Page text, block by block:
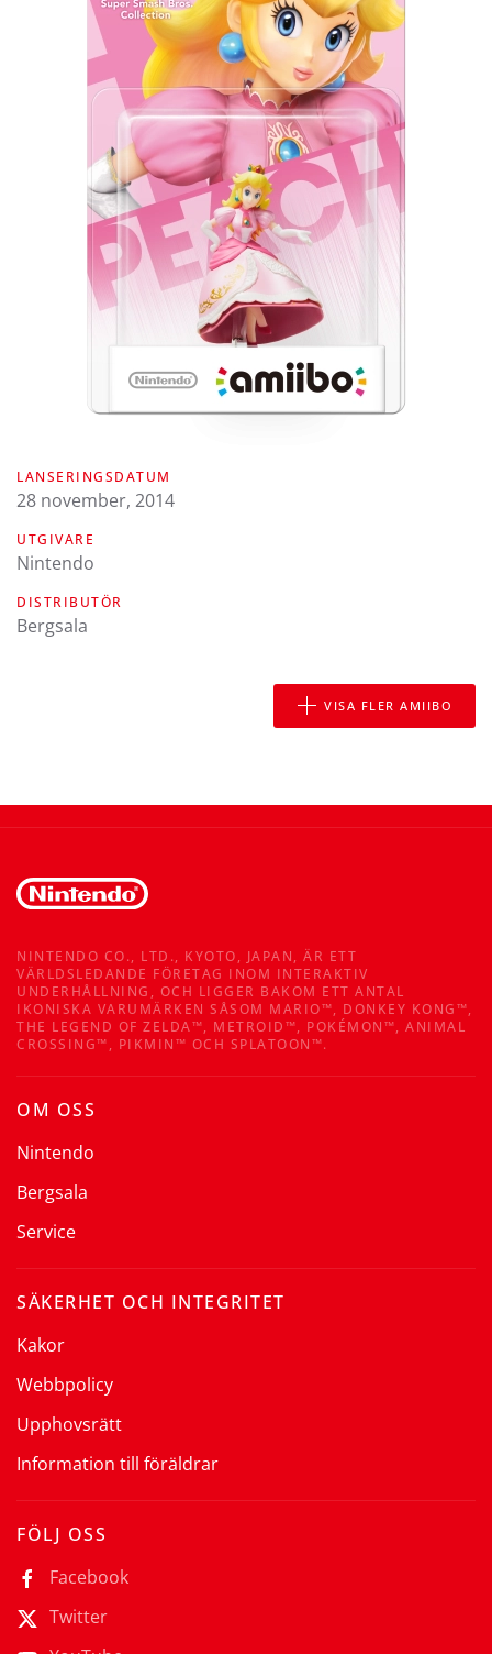
LANSERINGSDATUM
28 november, 2014
UTGIVARE
Nintendo
DISTRIBUTÖR
Bergsala
VISA FLER AMIIBO
NINTENDO CO., LTD., KYOTO, JAPAN, ÄR ETT
VÄRLDSLEDANDE FÖRETAG INOM INTERAKTIV
UNDERHÅLLNING, OCH LIGGER BAKOM ETT ANTAL
IKONISKA VARUMÄRKEN SÅSOM MARIO™, DONKEY KONG™,
THE LEGEND OF ZELDA™, METROID™, POKÉMON™, ANIMAL
CROSSING™, PIKMIN™ OCH SPLATOON™.
OM OSS
Nintendo
Bergsala
Service
SÄKERHET OCH INTEGRITET
Kakor
Webbpolicy
Upphovsrätt
Information till föräldrar
FÖLJ OSS
Facebook
Twitter